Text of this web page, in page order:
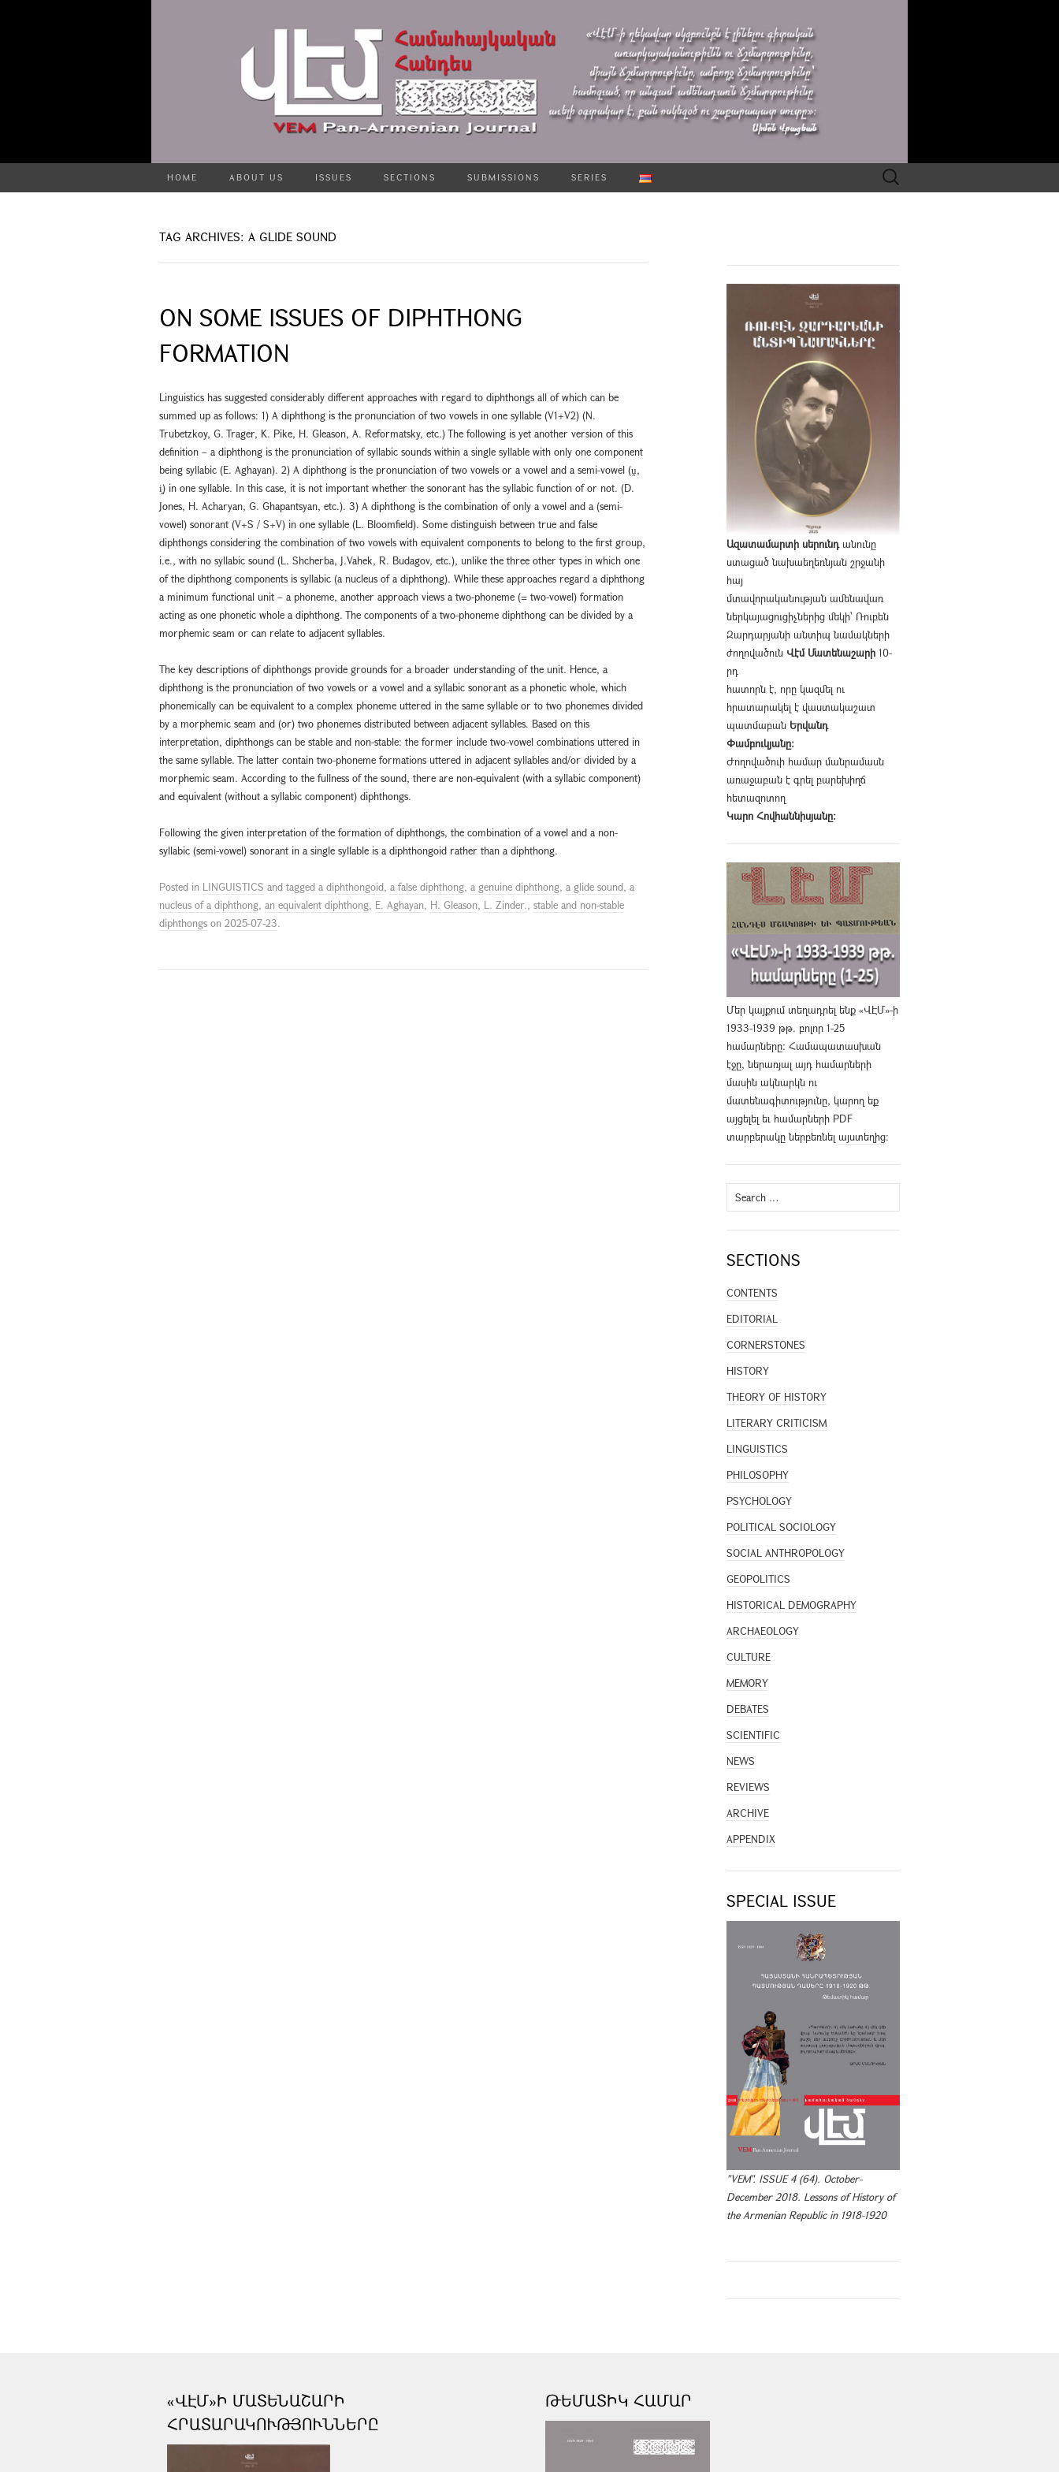
HOME ABOUT US ISSUES SECTIONS SUBMISSIONS SERIES
Search
for:
TAG ARCHIVES: A GLIDE SOUND
ON SOME ISSUES OF DIPHTHONG
FORMATION
Linguistics has suggested considerably different approaches with regard to diphthongs all of which can be
summed up as follows: 1) A diphthong is the pronunciation of two vowels in one syllable (V1+V2) (N.
Trubetzkoy, G. Trager, K. Pike, H. Gleason, A. Reformatsky, etc.) The following is yet another version of this
definition – a diphthong is the pronunciation of syllabic sounds within a single syllable with only one component
being syllabic (E. Aghayan). 2) A diphthong is the pronunciation of two vowels or a vowel and a semi-vowel (ṷ,
i̭) in one syllable. In this case, it is not important whether the sonorant has the syllabic function of or not. (D.
Jones, H. Acharyan, G. Ghapantsyan, etc.). 3) A diphthong is the combination of only a vowel and a (semi-
vowel) sonorant (V+S / S+V) in one syllable (L. Bloomfield). Some distinguish between true and false
diphthongs considering the combination of two vowels with equivalent components to belong to the first group,
i.e., with no syllabic sound (L. Shcherba, J.Vahek, R. Budagov, etc.), unlike the three other types in which one
of the diphthong components is syllabic (a nucleus of a diphthong). While these approaches regard a diphthong
a minimum functional unit – a phoneme, another approach views a two-phoneme (= two-vowel) formation
acting as one phonetic whole a diphthong. The components of a two-phoneme diphthong can be divided by a
morphemic seam or can relate to adjacent syllables.
The key descriptions of diphthongs provide grounds for a broader understanding of the unit. Hence, a
diphthong is the pronunciation of two vowels or a vowel and a syllabic sonorant as a phonetic whole, which
phonemically can be equivalent to a complex phoneme uttered in the same syllable or to two phonemes divided
by a morphemic seam and (or) two phonemes distributed between adjacent syllables. Based on this
interpretation, diphthongs can be stable and non-stable: the former include two-vowel combinations uttered in
the same syllable. The latter contain two-phoneme formations uttered in adjacent syllables and/or divided by a
morphemic seam. According to the fullness of the sound, there are non-equivalent (with a syllabic component)
and equivalent (without a syllabic component) diphthongs.
Following the given interpretation of the formation of diphthongs, the combination of a vowel and a non-
syllabic (semi-vowel) sonorant in a single syllable is a diphthongoid rather than a diphthong.
Posted in LINGUISTICS and tagged a diphthongoid, a false diphthong, a genuine diphthong, a glide sound, a
nucleus of a diphthong, an equivalent diphthong, E. Aghayan, H. Gleason, L. Zinder., stable and non-stable
diphthongs on 2025-07-23.
Ազատամարտի սերունդանունը
ստացած նախաեղեռնյան շրջանի
հայ
մտավորականության ամենավառ
ներկայացուցիչներից մեկի՝ Ռուբեն
Զարդարյանի անտիպ նամակների
ժողովածուն Վէմ Մատենաշարի 10-
րդ
հատորն է, որը կազմել ու
հրատարակել է վաստակաշատ
պատմաբան Երվանդ
Փամբուկյանը։
Ժողովածուի համար մանրամասն
առաջաբան է գրել բարեխիղճ
հետազոտող
Կարո Հովհաննիսյանը։
Մեր կայքում տեղադրել ենք «ՎԷՄ»-ի
1933-1939 թթ. բոլոր 1-25
համարները։ Համապատասխան
էջը, ներառյալ այդ համարների
մասին ակնարկն ու
մատենագիտությունը, կարող եք
այցելել եւ համարների PDF
տարբերակը ներբեռնել այստեղից։
Search
for:
SECTIONS
CONTENTS
EDITORIAL
CORNERSTONES
HISTORY
THEORY OF HISTORY
LITERARY CRITICISM
LINGUISTICS
PHILOSOPHY
PSYCHOLOGY
POLITICAL SOCIOLOGY
SOCIAL ANTHROPOLOGY
GEOPOLITICS
HISTORICAL DEMOGRAPHY
ARCHAEOLOGY
CULTURE
MEMORY
DEBATES
SCIENTIFIC
NEWS
REVIEWS
ARCHIVE
APPENDIX
SPECIAL ISSUE
"VEM". ISSUE 4 (64). October-
December 2018. Lessons of History of
the Armenian Republic in 1918-1920
«ՎԷՄ»Ի ՄԱՏԵՆԱՇԱՐԻ
ՀՐԱՏԱՐԱԿՈՒԹՅՈՒՆՆԵՐԸ
ԹԵՄԱՏԻԿ ՀԱՄԱՐ